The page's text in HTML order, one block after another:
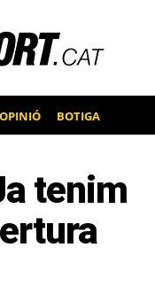
OPINIÓ BOTIGA
tenim